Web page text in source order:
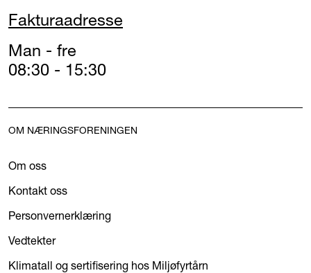
Fakturaadresse
Man - fre
08:30 - 15:30
OM NÆRINGSFORENINGEN
Om oss
Kontakt oss
Personvernerklæring
Vedtekter
Klimatall og sertifisering hos Miljøfyrtårn